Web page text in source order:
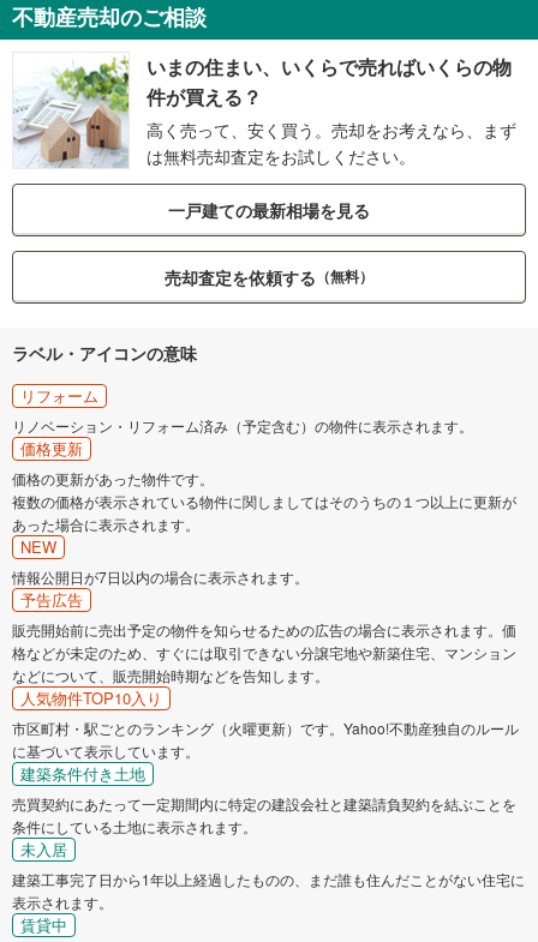
不動産売却のご相談
いまの住まい、いくらで売ればいくらの物
件が買える？
高く売って、安く買う。売却をお考えなら、まず
は無料売却査定をお試しください。
一戸建ての最新相場を見る
売却査定を依頼する （無料）
ラベル・アイコンの意味
リフォーム
リノベーション・リフォーム済み（予定含む）の物件に表示されます。
価格更新
価格の更新があった物件です。
複数の価格が表示されている物件に関しましてはそのうちの１つ以上に更新が
あった場合に表示されます。
NEW
情報公開日が7日以内の場合に表示されます。
予告広告
販売開始前に売出予定の物件を知らせるための広告の場合に表示されます。価
格などが未定のため、すぐには取引できない分譲宅地や新築住宅、マンション
などについて、販売開始時期などを告知します。
人気物件TOP10入り
市区町村・駅ごとのランキング（火曜更新）です。Yahoo!不動産独自のルール
に基づいて表示しています。
建築条件付き土地
売買契約にあたって一定期間内に特定の建設会社と建築請負契約を結ぶことを
条件にしている土地に表示されます。
未入居
建築工事完了日から1年以上経過したものの、まだ誰も住んだことがない住宅に
表示されます。
賃貸中